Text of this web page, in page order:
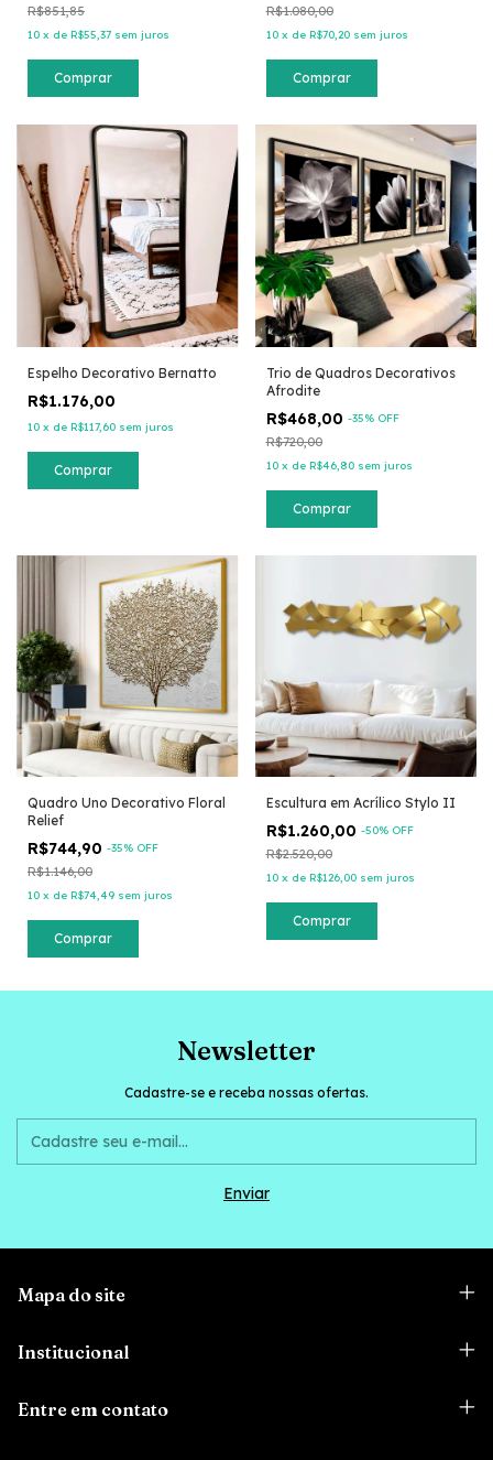
R$851,85
10 x de R$55,37 sem juros
Comprar
R$1.080,00
10 x de R$70,20 sem juros
Comprar
Espelho Decorativo Bernatto
R$1.176,00
10 x de R$117,60 sem juros
Comprar
Trio de Quadros Decorativos
Afrodite
R$468,00 -35% OFF
R$720,00
10 x de R$46,80 sem juros
Comprar
Quadro Uno Decorativo Floral
Relief
R$744,90 -35% OFF
R$1.146,00
10 x de R$74,49 sem juros
Comprar
Escultura em Acrílico Stylo II
R$1.260,00 -50% OFF
R$2.520,00
10 x de R$126,00 sem juros
Comprar
Newsletter
Cadastre-se e receba nossas ofertas.
Mapa do site
Institucional
Entre em contato